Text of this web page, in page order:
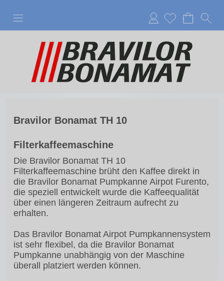
Anmelden
Bravilor Bonamat TH 10
Filterkaffeemaschine
Die Bravilor Bonamat TH 10
Filterkaffeemaschine brüht den Kaffee direkt in
die Bravilor Bonamat Pumpkanne Airpot Furento,
die speziell entwickelt wurde die Kaffeequalität
über einen längeren Zeitraum aufrecht zu
erhalten.
Das Bravilor Bonamat Airpot Pumpkannensystem
ist sehr flexibel, da die Bravilor Bonamat
Pumpkanne unabhängig von der Maschine
überall platziert werden können.